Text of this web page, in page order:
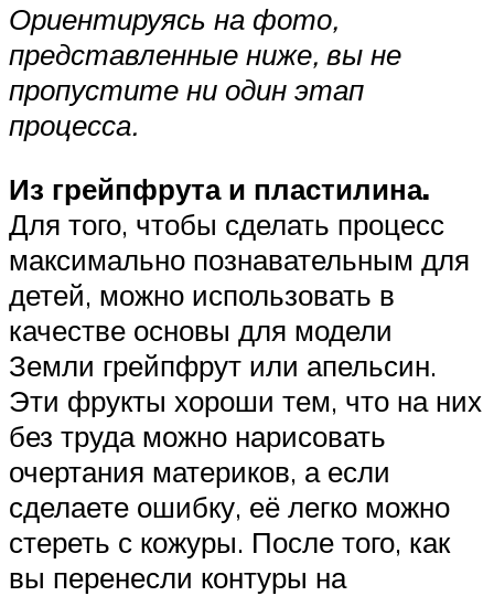
Ориентируясь на фото,
представленные ниже, вы не
пропустите ни один этап
процесса.
Из грейпфрута и пластилина.
Для того, чтобы сделать процесс
максимально познавательным для
детей, можно использовать в
качестве основы для модели
Земли грейпфрут или апельсин.
Эти фрукты хороши тем, что на них
без труда можно нарисовать
очертания материков, а если
сделаете ошибку, её легко можно
стереть с кожуры. После того, как
вы перенесли контуры на